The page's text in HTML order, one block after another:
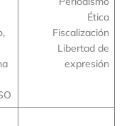
Ética
Fiscalización
Libertad de
expresión